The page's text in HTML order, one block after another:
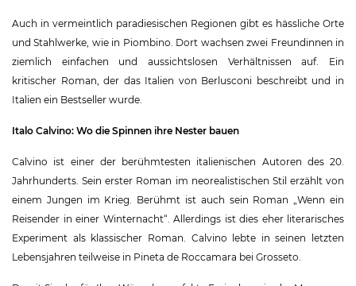
Auch in vermeintlich paradiesischen Regionen gibt es hässliche Orte
und Stahlwerke, wie in Piombino. Dort wachsen zwei Freundinnen in
ziemlich einfachen und aussichtslosen Verhältnissen auf. Ein
kritischer Roman, der das Italien von Berlusconi beschreibt und in
Italien ein Bestseller wurde.
Italo Calvino: Wo die Spinnen ihre Nester bauen
Calvino ist einer der berühmtesten italienischen Autoren des 20.
Jahrhunderts. Sein erster Roman im neorealistischen Stil erzählt von
einem Jungen im Krieg. Berühmt ist auch sein Roman „Wenn ein
Reisender in einer Winternacht“. Allerdings ist dies eher literarisches
Experiment als klassischer Roman. Calvino lebte in seinen letzten
Lebensjahren teilweise in Pineta de Roccamara bei Grosseto.